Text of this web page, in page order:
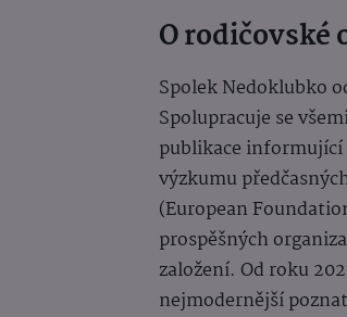
O rodičovské
Spolek Nedoklubko
Spolupracuje se
publikace informující
výzkumu
(European
prospěšných
založení. Od roku
nejmodernější